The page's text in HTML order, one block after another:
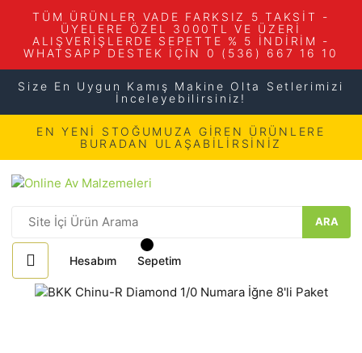
TÜM ÜRÜNLER VADE FARKSIZ 5 TAKSİT -
ÜYELERE ÖZEL 3000TL VE ÜZERİ
ALIŞVERİŞLERDE SEPETTE % 5 İNDİRİM -
WHATSAPP DESTEK İÇİN 0 (536) 667 16 10
Size En Uygun Kamış Makine Olta Setlerimizi
İnceleyebilirsiniz!
EN YENİ STOĞUMUZA GİREN ÜRÜNLERE
BURADAN ULAŞABİLİRSİNİZ
ARA
Hesabım Sepetim